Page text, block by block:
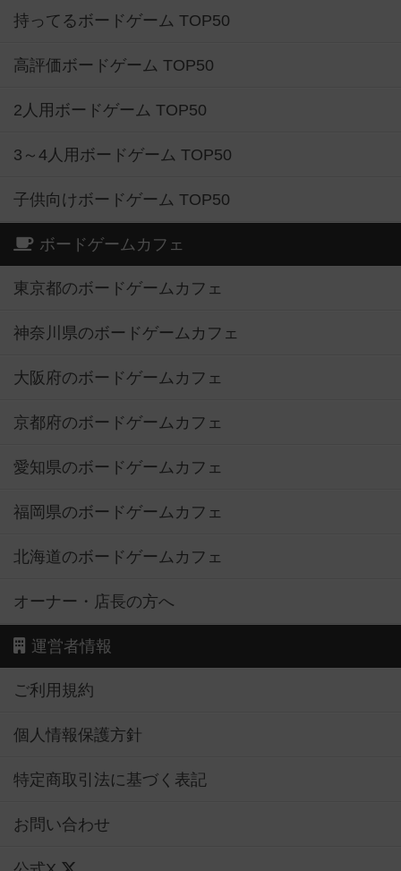
持ってるボードゲーム TOP50
高評価ボードゲーム TOP50
2人用ボードゲーム TOP50
3～4人用ボードゲーム TOP50
子供向けボードゲーム TOP50
ボードゲームカフェ
東京都のボードゲームカフェ
神奈川県のボードゲームカフェ
大阪府のボードゲームカフェ
京都府のボードゲームカフェ
愛知県のボードゲームカフェ
福岡県のボードゲームカフェ
北海道のボードゲームカフェ
オーナー・店長の方へ
運営者情報
ご利用規約
個人情報保護方針
特定商取引法に基づく表記
お問い合わせ